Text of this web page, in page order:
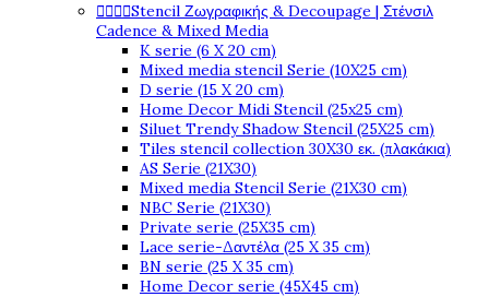
Stencil Ζωγραφικής & Decoupage | Στένσιλ
Cadence & Mixed Media
K serie (6 X 20 cm)
Mixed media stencil Serie (10X25 cm)
D serie (15 X 20 cm)
Home Decor Midi Stencil (25x25 cm)
Siluet Trendy Shadow Stencil (25X25 cm)
Tiles stencil collection 30X30 εκ. (πλακάκια)
AS Serie (21X30)
Mixed media Stencil Serie (21X30 cm)
NBC Serie (21X30)
Private serie (25X35 cm)
Lace serie-Δαντέλα (25 X 35 cm)
BN serie (25 X 35 cm)
Home Decor serie (45X45 cm)